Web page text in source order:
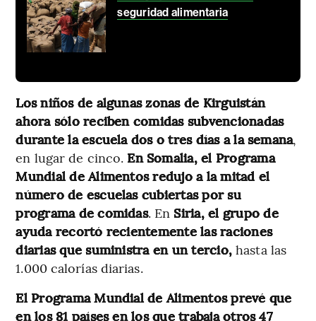
seguridad alimentaria
Los niños de algunas zonas de Kirguistán
ahora sólo reciben comidas subvencionadas
durante la escuela dos o tres días a la semana,
en lugar de cinco. En Somalia, el Programa
Mundial de Alimentos redujo a la mitad el
número de escuelas cubiertas por su
programa de comidas. En Siria, el grupo de
ayuda recortó recientemente las raciones
diarias que suministra en un tercio, hasta las
1.000 calorías diarias.
El Programa Mundial de Alimentos prevé que
en los 81 países en los que trabaja otros 47